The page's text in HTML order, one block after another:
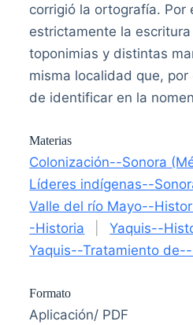
corrigió la ortografía. Por
estrictamente la
toponimias y distintas
misma localidad que,
de identificar en la
Materias
Colonización--Sonora
Líderes indígenas--
Valle del río Mayo--
-Historia
Yaquis--
Yaquis--Tratamiento
Formato
Aplicación/ PDF